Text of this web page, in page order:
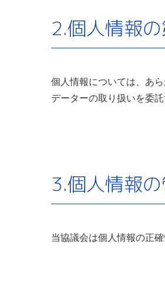
2.個人情報
個人情報については、あ
データーの取り扱いを委
3.個人情報
当協議会は個人情報の正